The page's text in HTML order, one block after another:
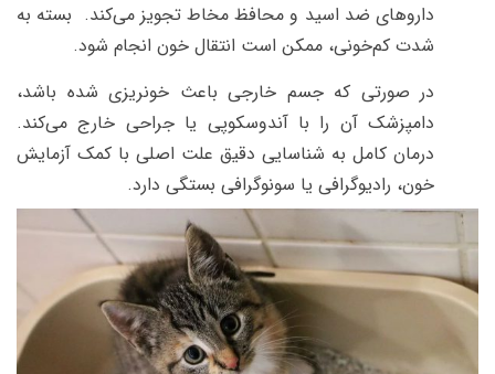
داروهای ضد اسید و محافظ مخاطتجویز می‌کند. بسته به
شدت کم‌خونی، ممکن است انتقال خون انجام شود.
در صورتی که جسم خارجی باعث خونریزی شده باشد،
دامپزشک آن را باآندوسکوپی یا جراحی خارج می‌کند.
درمان کامل به شناسایی دقیق علت اصلی با کمک آزمایش
خون، رادیوگرافی یا سونوگرافی بستگی دارد.